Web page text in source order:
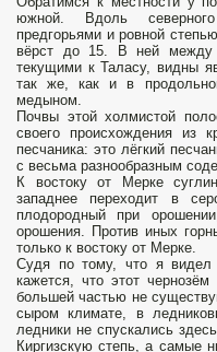
южной. Вдоль
предгорьями и ровной
вёрст до 15. В ней между
текущими к Таласу, видны
так же, как и в
медыном.
Почвы этой холмистой
своего происхождения из
песчаника: это лёгкий
с весьма разнообразным
К востоку от Мерке
западнее переходит в
плодородный при
орошения. Против иных
только к востоку от Мерке.
Судя по тому, что я
кажется, что этот
большей частью не
сыром климате, в
ледники не спускались
Киргизскую степь, а самые